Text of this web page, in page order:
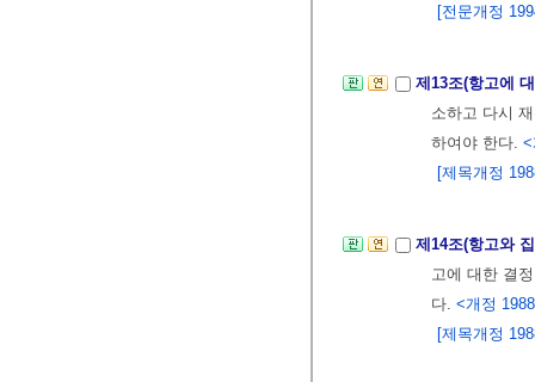
[전문개정
제13조(항고에
소하고 다시
하여야 한다. <
[제목개정
제14조(항고와
고에 대한 결
다. <개정
[제목개정